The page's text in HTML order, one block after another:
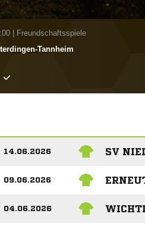
| Freundschaftsspiele
Tannheim
14.06.2026 SV
09.06.2026
04.06.2026